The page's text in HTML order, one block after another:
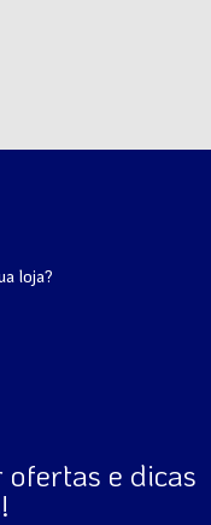
loja?
ofertas e dicas